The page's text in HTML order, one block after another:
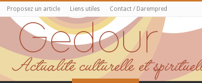
Proposez un article Liens utiles Contact / Darempred